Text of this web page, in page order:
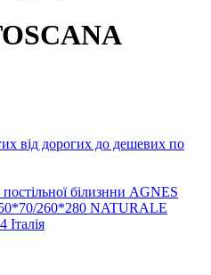
від дорогих до дешевих по
білизнни AGNES
260*280 NATURALE